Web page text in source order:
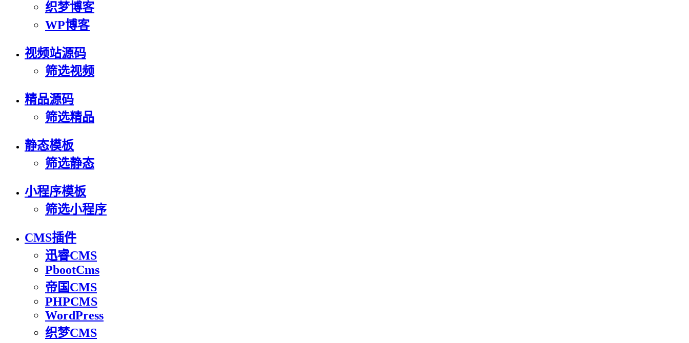
织梦博客
WP博客
视频站源码
筛选视频
精品源码
筛选精品
静态模板
筛选静态
小程序模板
筛选小程序
CMS插件
迅睿CMS
PbootCms
帝国CMS
PHPCMS
WordPress
织梦CMS